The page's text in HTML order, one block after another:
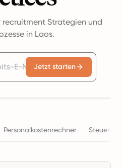
recruitment Strategien und
in Laos.
Jetzt starten
Personalkostenrechner Steuern